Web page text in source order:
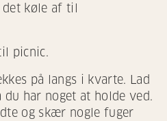
det køle af til
picnic.
på langs i kvarte. Lad
du har noget at holde ved.
og skær nogle fuger